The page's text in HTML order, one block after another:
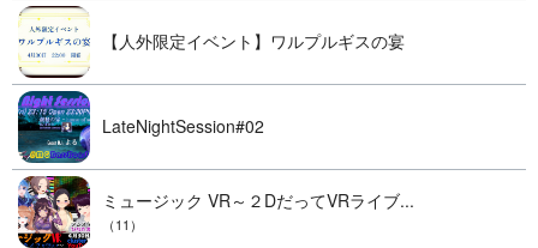
【人外限定イベント】ワルプルギスの宴
LateNightSession#02
ミュージック VR～２DだってVRライブ...
（11）